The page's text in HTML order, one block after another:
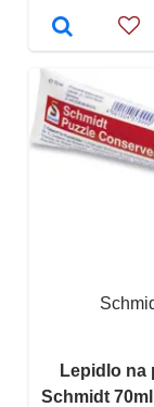
Lepidlo na
Schmidt